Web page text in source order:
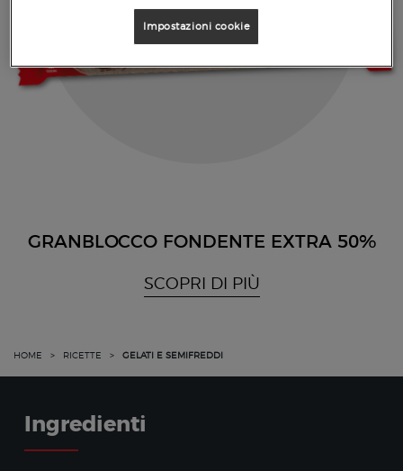
GRANBLOCCO FONDENTE EXTRA 50%
SCOPRI DI PIÙ
HOME > RICETTE > GELATI E SEMIFREDDI
Ingredienti
Impostazioni cookie